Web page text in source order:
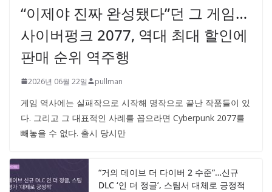
“이제야 진짜 완성됐다”던 그 게임…
사이버펑크 2077, 역대 최대 할인에
판매 순위 역주행
2026년 06월 22일 pullman
게임 역사에는 실패작으로 시작해 명작으로 끝난 작품들이 있
다. 그리고 그 대표적인 사례를 꼽으라면 Cyberpunk 2077를
빼놓을 수 없다. 출시 당시만
“거의 데이브 더 다이버 2 수준”…신규
DLC ‘인 더 정글’, 스팀서 대체로 긍정적